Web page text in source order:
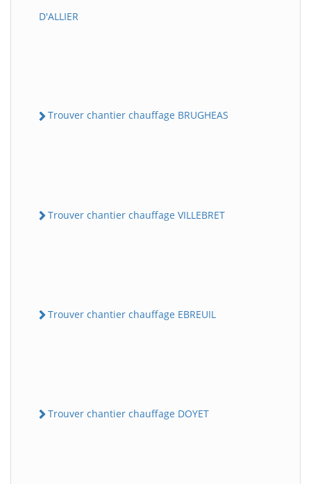
D'ALLIER
Trouver chantier chauffage BRUGHEAS
Trouver chantier chauffage VILLEBRET
Trouver chantier chauffage EBREUIL
Trouver chantier chauffage DOYET